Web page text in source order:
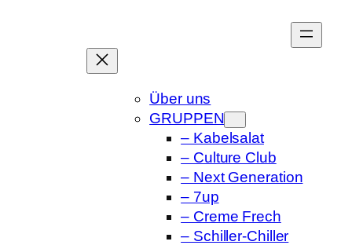
Über uns
GRUPPEN
– Kabelsalat
– Culture Club
– Next Generation
– 7up
– Creme Frech
– Schiller-Chiller